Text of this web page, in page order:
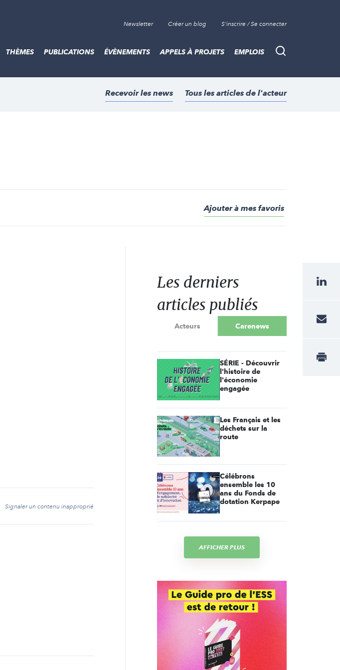
Newsletter Créer un blog S'inscrire / Se connecter
Recherche
THÈMES PUBLICATIONS ÉVÈNEMENTS APPELS À PROJETS EMPLOIS
Recevoir les news Tous les articles de l'acteur
Ajouter à mes favoris
Signaler un contenu inapproprié
Les derniers
articles publiés
Acteurs Carenews
SÉRIE - Découvrir
l'histoire de
l'économie
engagée
Les Français et les
déchets sur la
route
Célébrons
ensemble les 10
ans du Fonds de
dotation Kerpape
AFFICHER PLUS